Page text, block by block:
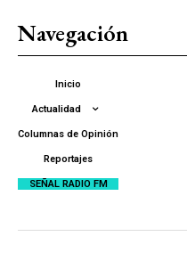
Navegación
Inicio
Actualidad
Columnas de Opinión
Reportajes
SEÑAL RADIO FM